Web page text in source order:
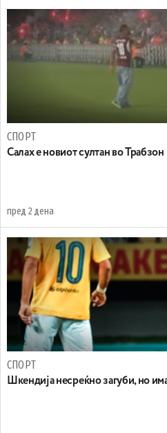
СПОРТ
Салах е новиот султан во Трабзон
пред 2 дена
СПОРТ
Шкендија несреќно загуби, но